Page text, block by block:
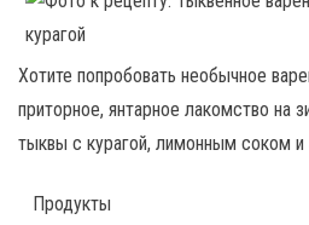
Хотите попробовать необычное
приторное, янтарное лакомство на
тыквы с курагой, лимонным соком и
Продукты